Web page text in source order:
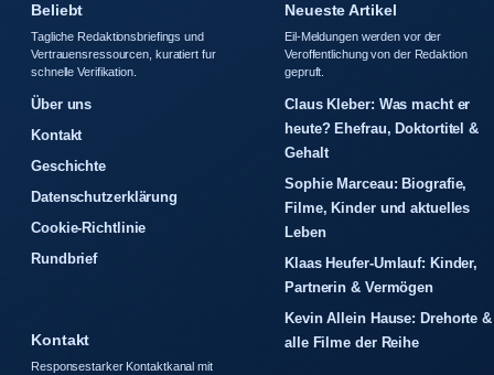
Beliebt
Tagliche Redaktionsbriefings und
Vertrauensressourcen, kuratiert fur
schnelle Verifikation.
Über uns
Kontakt
Geschichte
Datenschutzerklärung
Cookie-Richtlinie
Rundbrief
Neueste Artikel
Eil-Meldungen werden vor der
Veroffentlichung von der Redaktion
gepruft.
Claus Kleber: Was macht er
heute? Ehefrau, Doktortitel &
Gehalt
Sophie Marceau: Biografie,
Filme, Kinder und aktuelles
Leben
Klaas Heufer-Umlauf: Kinder,
Partnerin & Vermögen
Kevin Allein Hause: Drehorte &
alle Filme der Reihe
Kontakt
Responsestarker Kontaktkanal mit